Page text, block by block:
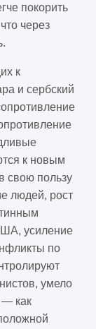
покорить
через
к
и сербский
к новым
свою пользу
людей, рост
усиление
по
умело
— как